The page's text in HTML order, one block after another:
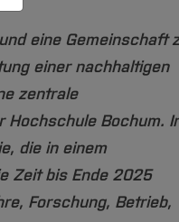
eine Gemeinschaft
einer nachhaltigen
zentrale
Bochum.
die in einem
Zeit bis Ende 2025
Forschung, Betrieb,